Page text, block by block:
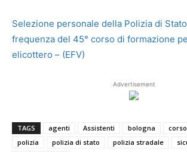
Selezione personale della Polizia di
frequenza del 45° corso di formazione
elicottero – (EFV)
Advertisement
TAGS agenti Assistenti bologna corso
polizia
polizia di stato polizia stradale